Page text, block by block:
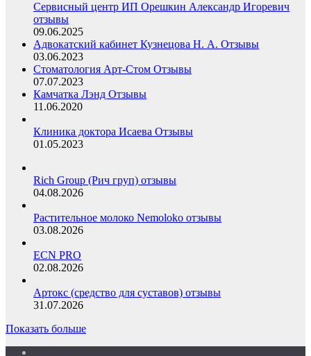
Сервисный центр ИП Орешкин Александр Игоревич
отзывы
09.06.2025
Адвокатский кабинет Кузнецова Н. А. Отзывы
03.06.2023
Стоматология Арт-Стом Отзывы
07.07.2023
Камчатка Лэнд Отзывы
11.06.2020
Клиника доктора Исаева Отзывы
01.05.2023
Rich Group (Рич груп) отзывы
04.08.2026
Растительное молоко Nemoloko отзывы
03.08.2026
ECN PRO
02.08.2026
Артокс (средство для суставов) отзывы
31.07.2026
Показать больше